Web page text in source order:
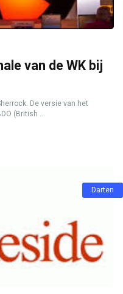
van de WK bij
De versie van het
(British ...
Darten